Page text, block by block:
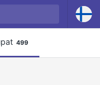
499